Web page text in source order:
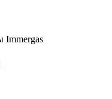
Immergas